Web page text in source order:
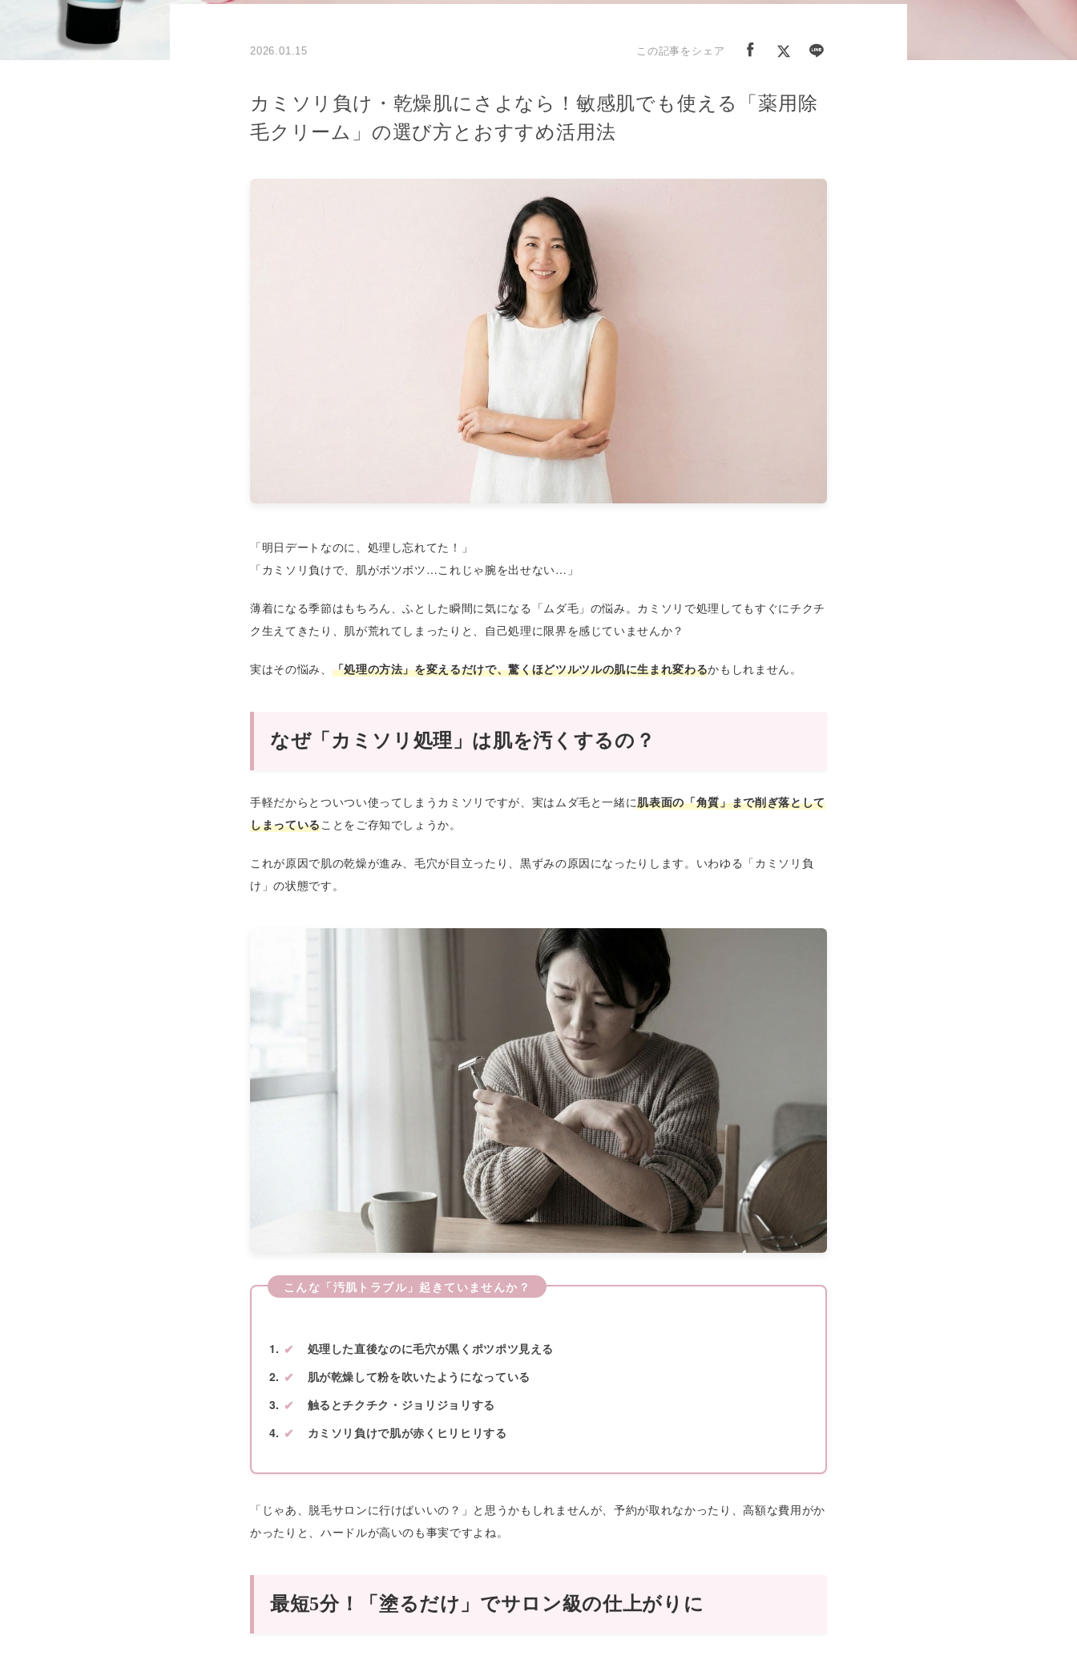
2026.01.15 この記事をシェア
カミソリ負け・乾燥肌にさよなら！敏感肌でも使える「薬用除
毛クリーム」の選び方とおすすめ活用法
「明日デートなのに、処理し忘れてた！」
「カミソリ負けで、肌がボツボツ…これじゃ腕を出せない…」
薄着になる季節はもちろん、ふとした瞬間に気になる「ムダ毛」の悩み。カミソリで処理してもすぐにチクチ
ク生えてきたり、肌が荒れてしまったりと、自己処理に限界を感じていませんか？
実はその悩み、 「処理の方法」を変えるだけで、驚くほどツルツルの肌に生まれ変わるかもしれません。
なぜ「カミソリ処理」は肌を汚くするの？
手軽だからとついつい使ってしまうカミソリですが、実はムダ毛と一緒に肌表面の「角質」まで削ぎ落として
しまっていることをご存知でしょうか。
これが原因で肌の乾燥が進み、毛穴が目立ったり、黒ずみの原因になったりします。いわゆる「カミソリ負
け」の状態です。
こんな「汚肌トラブル」起きていませんか？
処理した直後なのに毛穴が黒くポツポツ見える
肌が乾燥して粉を吹いたようになっている
触るとチクチク・ジョリジョリする
カミソリ負けで肌が赤くヒリヒリする
「じゃあ、脱毛サロンに行けばいいの？」と思うかもしれませんが、予約が取れなかったり、高額な費用がか
かったりと、ハードルが高いのも事実ですよね。
最短5分！「塗るだけ」でサロン級の仕上がりに